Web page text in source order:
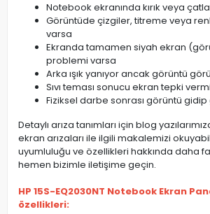
Notebook ekranında kırık veya
Görüntüde çizgiler, titreme veya
varsa
Ekranda tamamen siyah ekran
problemi varsa
Arka ışık yanıyor ancak görüntü
Sıvı teması sonucu ekran tepki
Fiziksel darbe sonrası görüntü
Detaylı arıza tanımları için blog
ekran arızaları ile ilgili makalemizi
uyumluluğu ve özellikleri hakkında daha
hemen bizimle iletişime geçin.
HP 15S-EQ2030NT Notebook Ekran
özellikleri: